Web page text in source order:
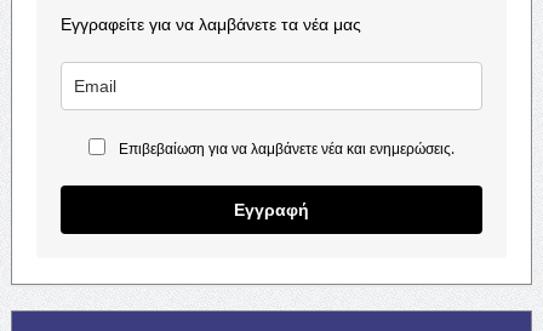
Εγγραφείτε για να λαμβάνετε τα νέα μας
Επιβεβαίωση για να λαμβάνετε νέα και ενημερώσεις.
Εγγραφή